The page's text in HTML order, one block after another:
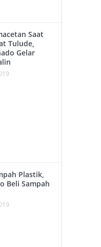
Saat
Tulude,
Gelar
Plastik,
Beli Sampah